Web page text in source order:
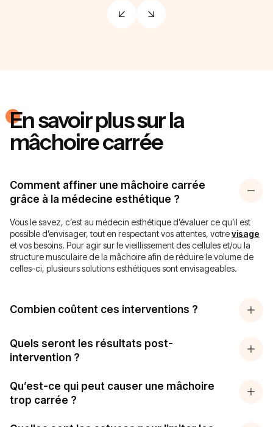
En savoir plus sur la
mâchoire carrée
Comment affiner une mâchoire carrée
grâce à la médecine esthétique ?
Vous le savez, c’est au médecin esthétique d’évaluer ce qu’il est
possible d’envisager, tout en respectant vos attentes, votrevisage
et vos besoins. Pour agir sur le vieillissement des cellules et/ou la
structure musculaire de la mâchoire afin de réduire le volume de
celles-ci, plusieurs solutions esthétiques sont envisageables.
Combien coûtent ces interventions ?
Quels seront les résultats post-
intervention ?
Qu’est-ce qui peut causer une mâchoire
trop carrée ?